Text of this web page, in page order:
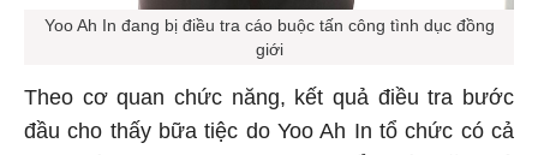
Yoo Ah In đang bị điều tra cáo buộc tấn công tình dục đồng
giới
Theo cơ quan chức năng, kết quả điều tra bước
đầu cho thấy bữa tiệc do Yoo Ah In tổ chức có cả